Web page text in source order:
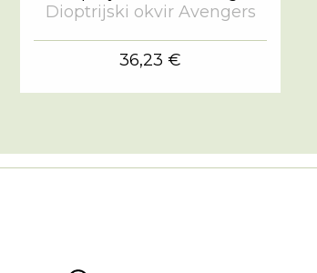
Dioptrijski okvir Avengers
36,23 €